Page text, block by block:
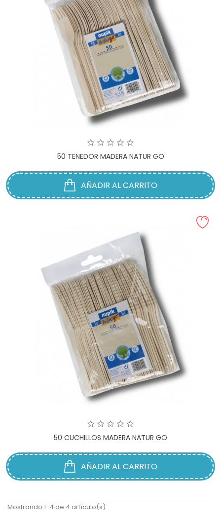
50 TENEDOR MADERA NATUR GO
AÑADIR AL CARRITO
50 CUCHILLOS MADERA NATUR GO
AÑADIR AL CARRITO
Mostrando 1-4 de 4 artículo(s)